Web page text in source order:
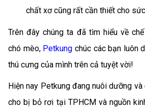
chất xơ cũng rất cần thiết cho
Trên đây chúng ta đã tìm hiểu về
chó mèo, Petkung chúc các bạn luôn
thú cưng của mình trên cả tuyệt vời!
Hiện nay Petkung đang nuôi dưỡng
cho bị bỏ rơi tại TPHCM và nguồn